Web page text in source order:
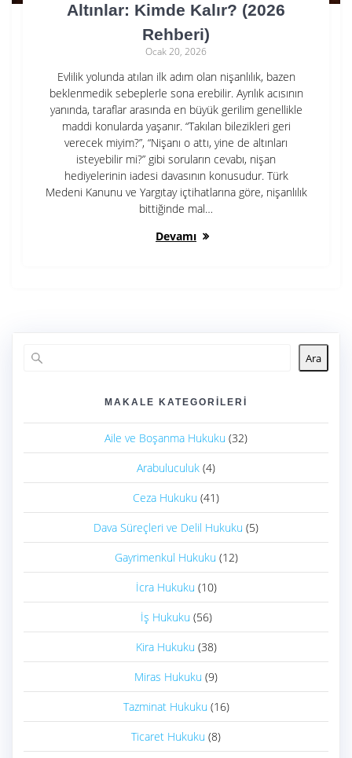
Altınlar: Kimde Kalır? (2026
Rehberi)
Ocak 20, 2026
Evlilik yolunda atılan ilk adım olan nişanlılık, bazen
beklenmedik sebeplerle sona erebilir. Ayrılık acısının
yanında, taraflar arasında en büyük gerilim genellikle
maddi konularda yaşanır. “Takılan bilezikleri geri
verecek miyim?”, “Nişanı o attı, yine de altınları
isteyebilir mi?” gibi soruların cevabı, nişan
hediyelerinin iadesi davasının konusudur. Türk
Medeni Kanunu ve Yargıtay içtihatlarına göre, nişanlılık
bittiğinde mal…
Devamı
Ara
MAKALE KATEGORILERI
Aile ve Boşanma Hukuku (32)
Arabuluculuk (4)
Ceza Hukuku (41)
Dava Süreçleri ve Delil Hukuku (5)
Gayrimenkul Hukuku (12)
İcra Hukuku (10)
İş Hukuku (56)
Kira Hukuku (38)
Miras Hukuku (9)
Tazminat Hukuku (16)
Ticaret Hukuku (8)